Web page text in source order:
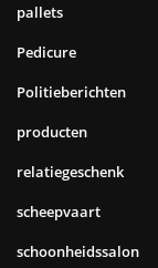
pallets
Pedicure
Politieberichten
producten
relatiegeschenk
scheepvaart
schoonheidssalon